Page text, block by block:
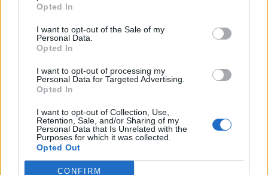
Opted In
I want to opt-out of the Sale of my
Personal Data.
Opted In
I want to opt-out of processing my
Personal Data for Targeted Advertising.
Opted In
I want to opt-out of Collection, Use,
Retention, Sale, and/or Sharing of my
Personal Data that Is Unrelated with the
Purposes for which it was collected.
Opted Out
CONFIRM
quindi, decisamente meno invasivi rispetto alla messaggistica
by Marco Verch Professional Photographer and Speaker
CONDIVIDI QUESTO ARTICOLO: